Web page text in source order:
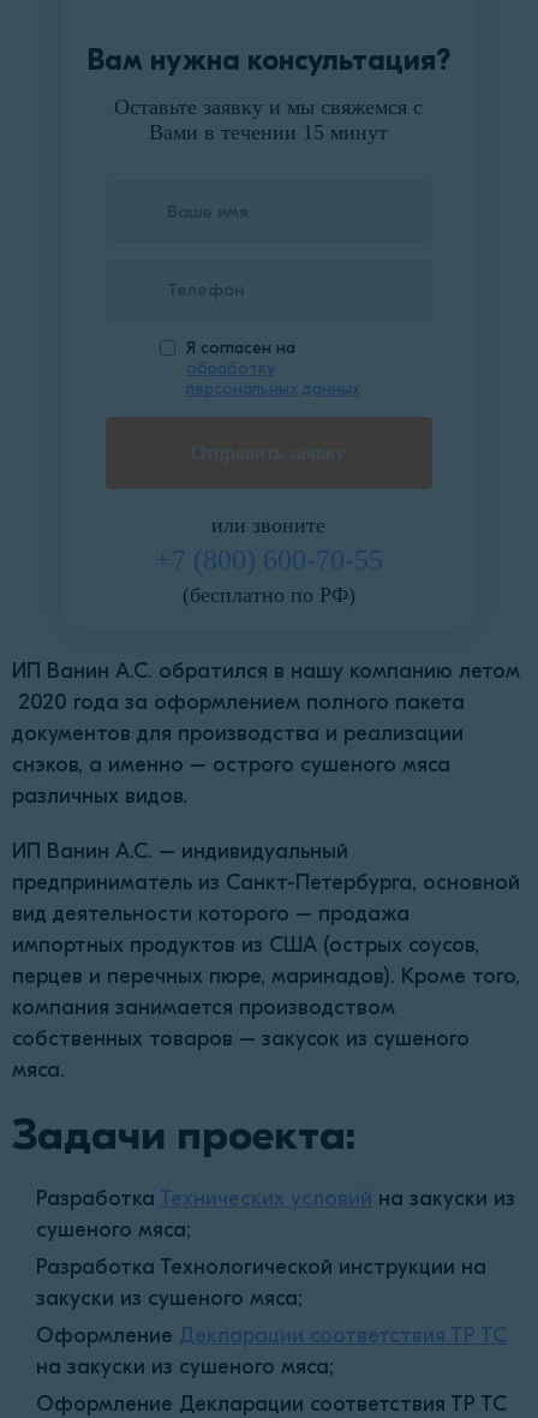
Вам нужна консультация?
Оставьте заявку и мы свяжемся с
Вами в течении 15 минут
Я согласен на
обработку
персональных данных
или звоните
+7 (800) 600-70-55
(бесплатно по РФ)
ИП Ванин А.С. обратился в нашу компанию летом
2020 года за оформлением полного пакета
документов для производства и реализации
снэков, а именно – острого сушеного мяса
различных видов.
ИП Ванин А.С. – индивидуальный
предприниматель из Санкт-Петербурга, основной
вид деятельности которого – продажа
импортных продуктов из США (острых соусов,
перцев и перечных пюре, маринадов). Кроме того,
компания занимается производством
собственных товаров – закусок из сушеного
мяса.
Задачи проекта:
Разработка Технических условий на закуски из
сушеного мяса;
Разработка Технологической инструкции на
закуски из сушеного мяса;
Оформление Декларации соответствия ТР ТС
на закуски из сушеного мяса;
Оформление Декларации соответствия ТР ТС